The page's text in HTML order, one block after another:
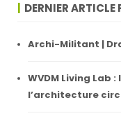
DERNIER ARTICLE
Archi-Militant |
WVDM Living
l’architecture